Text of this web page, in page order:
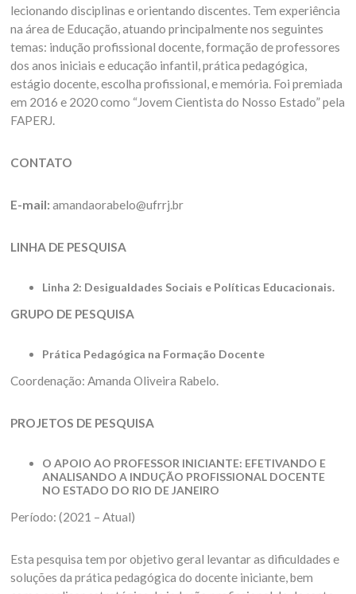
lecionando disciplinas e orientando discentes. Tem experiência
na área de Educação, atuando principalmente nos seguintes
temas: indução profissional docente, formação de professores
dos anos iniciais e educação infantil, prática pedagógica,
estágio docente, escolha profissional, e memória. Foi premiada
em 2016 e 2020 como “Jovem Cientista do Nosso Estado” pela
FAPERJ.
CONTATO
E-mail: amandaorabelo@ufrrj.br
LINHA DE PESQUISA
Linha 2: Desigualdades Sociais e Políticas Educacionais.
GRUPO DE PESQUISA
Prática Pedagógica na Formação Docente
Coordenação: Amanda Oliveira Rabelo.
PROJETOS DE PESQUISA
O APOIO AO PROFESSOR INICIANTE: EFETIVANDO E
ANALISANDO A INDUÇÃO PROFISSIONAL DOCENTE
NO ESTADO DO RIO DE JANEIRO
Período: (2021 – Atual)
Esta pesquisa tem por objetivo geral levantar as dificuldades e
soluções da prática pedagógica do docente iniciante, bem